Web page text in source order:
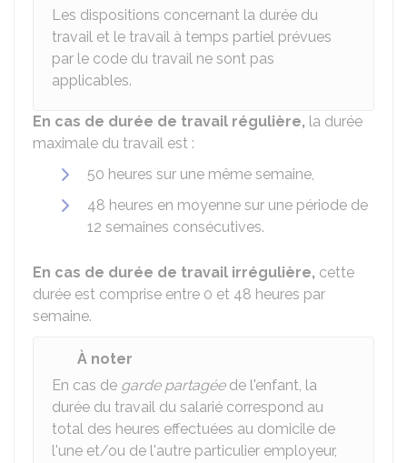
Les dispositions concernant la durée du
travail et le travail à temps partiel prévues
par le code du travail ne sont pas
applicables.
En cas de durée de travail régulière, la durée
maximale du travail est :
50 heures sur une même semaine,
48 heures en moyenne sur une période de
12 semaines consécutives.
En cas de durée de travail irrégulière, cette
durée est comprise entre 0 et 48 heures par
semaine.
À noter
En cas de garde partagéede l'enfant, la
durée du travail du salarié correspond au
total des heures effectuées au domicile de
l'une et/ou de l'autre particulier employeur,